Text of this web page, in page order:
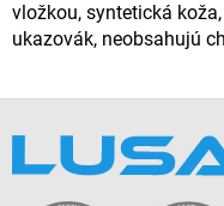
vložkou, syntetická
ukazovák, neobsahujú